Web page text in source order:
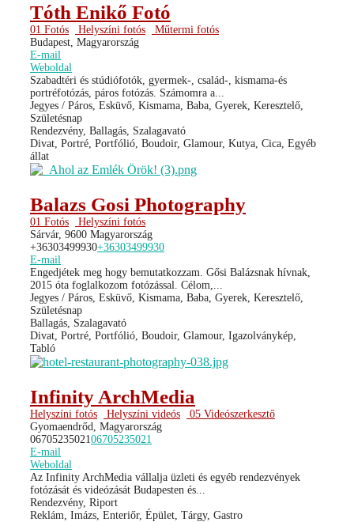
Tóth Enikő Fotó
01 Fotós Helyszíni fotós
Műtermi fotós
Budapest, Magyarország
E-mail
Weboldal
Szabadtéri és stúdiófotók, gyermek-, család-, kismama-és
portréfotózás, páros fotózás. Számomra a...
Jegyes / Páros, Esküvő, Kismama, Baba, Gyerek, Keresztelő,
Születésnap
Rendezvény, Ballagás, Szalagavató
Divat, Portré, Portfólió, Boudoir, Glamour, Kutya, Cica, Egyéb
állat
Balazs Gosi Photography
01 Fotós
Helyszíni fotós
Sárvár, 9600 Magyarország
+36303499930+36303499930
E-mail
Engedjétek meg hogy bemutatkozzam. Gősi Balázsnak hívnak,
2015 óta foglalkozom fotózással. Célom,...
Jegyes / Páros, Esküvő, Kismama, Baba, Gyerek, Keresztelő,
Születésnap
Ballagás, Szalagavató
Divat, Portré, Portfólió, Boudoir, Glamour, Igazolványkép,
Tabló
Infinity ArchMedia
Helyszíni fotós Helyszíni videós
05 Videószerkesztő
Gyomaendrőd, Magyarország
06705235021 06705235021
E-mail
Weboldal
Az Infinity ArchMedia vállalja üzleti és egyéb rendezvények
fotózását és videózását Budapesten és...
Rendezvény, Riport
Reklám, Imázs, Enteriőr, Épület, Tárgy, Gastro